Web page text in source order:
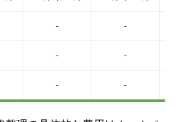
- -
- -
- -